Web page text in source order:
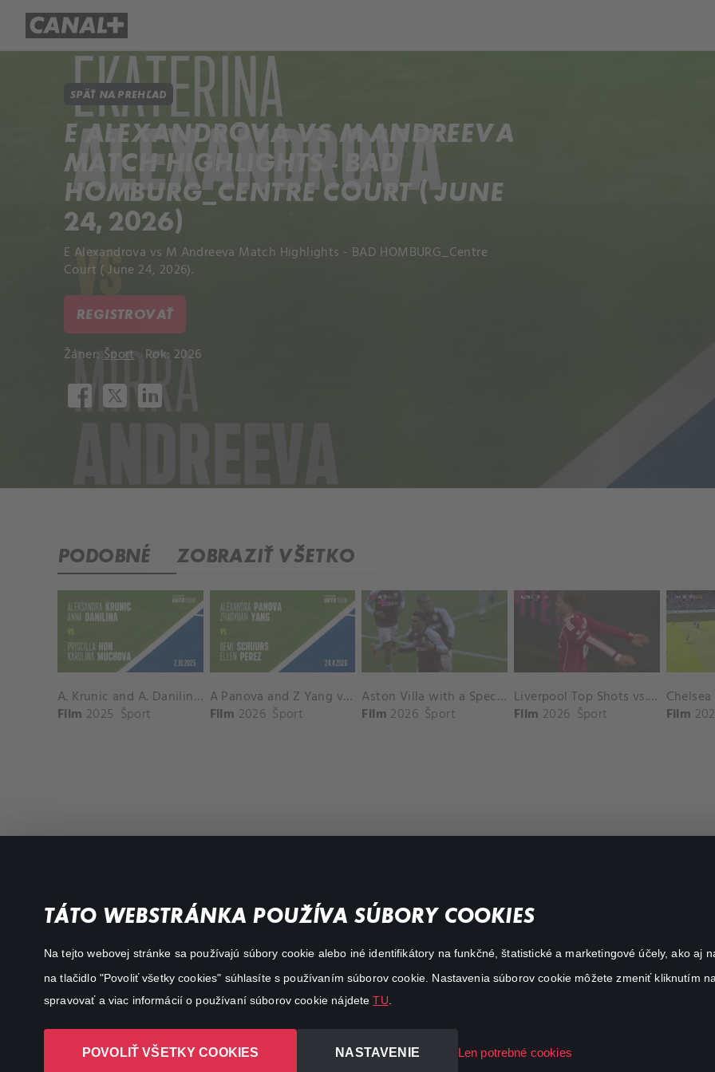
TÁTO WEBSTRÁNKA POUŽÍVA SÚBORY COOKIES
Na tejto webovej stránke sa používajú súbory cookie alebo iné identifikátory na funkčné, štatistické a marketingové účely, ako aj
na tlačidlo "Povoliť všetky cookies" súhlasíte s používaním súborov cookie. Nastavenia súborov cookie môžete zmeniť kliknutím
spravovať a viac informácií o používaní súborov cookie nájdeteTU
POVOLIŤ VŠETKY COOKIES NASTAVENIE Len potrebné cookies
SPÄŤ NA PREHĽAD
E ALEXANDROVA VS M ANDREEVA
MATCH HIGHLIGHTS - BAD
HOMBURG_CENTRE COURT ( JUNE
24, 2026)
E Alexandrova vs M Andreeva Match Highlights - BAD HOMBURG_Centre
Court ( June 24, 2026).
REGISTROVAŤ
Žáner: Šport Rok: 2026
PODOBNÉ ZOBRAZIŤ VŠETKO
A. Krunic and A. Danilina vs. P. Hon and K. Muchova Match Highlights - BEIJING_Capital Group Diamond ( October 02, 2025)
Film 2025 Šport
A Panova and Z Yang vs D Schuurs and E Perez Match Highlights - MADRID_Court 8 ( April 24, 2026)
Film 2026 Šport
Aston Villa with a Spectacular Goal vs. Nottingham Forest
Film 2026 Šport
Liverpool Top Shots vs. Fulham
Film 2026 Šport
Film
Dráma
Dokumentárne
Osobné údaje
O aplikácii Canal+